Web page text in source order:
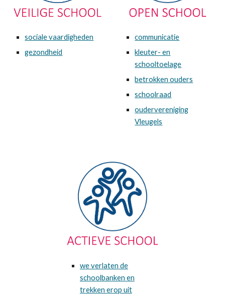
sociale vaardigheden
gezondheid
communicatie
kleuter- en
schooltoelage
betrokken ouders
schoolraad
oudervereniging
Vleugels
we verlaten de
schoolbanken en
trekken erop uit